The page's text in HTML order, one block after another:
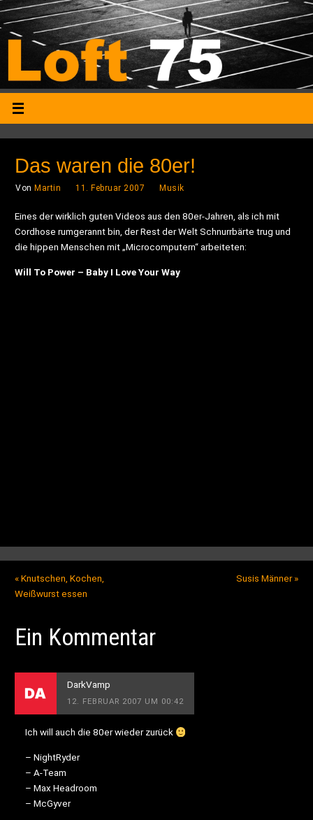
Das waren die 80er!
Von Martin 11. Februar 2007 Musik
Eines der wirklich guten Videos aus den 80er-Jahren, als ich mit
Cordhose rumgerannt bin, der Rest der Welt Schnurrbärte trug und
die hippen Menschen mit „Microcomputern“ arbeiteten:
Will To Power – Baby I Love Your Way
«Knutschen, Kochen,
Weißwurst essen
Susis Männer»
Ein Kommentar
DarkVamp
12. FEBRUAR 2007 UM 00:42
Ich will auch die 80er wieder zurück
– NightRyder
– A-Team
– Max Headroom
– McGyver